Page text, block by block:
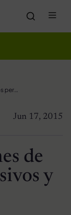
Divertidas imágenes de estos perros expresivos y fotogénicos
Jun 17, 2015
de
y